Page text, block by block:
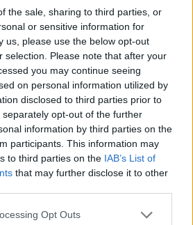
the sale, sharing to third parties, or
or sensitive information for
us, please use the below opt-out
selection. Please note that after your
you may continue seeing
on personal information utilized by
disclosed to third parties prior to
opt-out of the further
information by third parties on the
participants. This information may
to third parties on the IAB’s List of
that may further disclose it to other
app uses one or more Google
Opt Outs
1 / 25
za javno spodbujanje